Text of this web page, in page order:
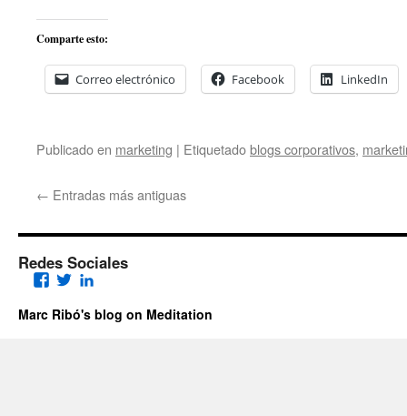
Comparte esto:
Correo electrónico Facebook LinkedIn
Publicado en marketing | Etiquetadoblogs corporativos,
← Entradas más antiguas
Redes Sociales
Facebook
Twitter
Marc Ribó's blog on Meditation